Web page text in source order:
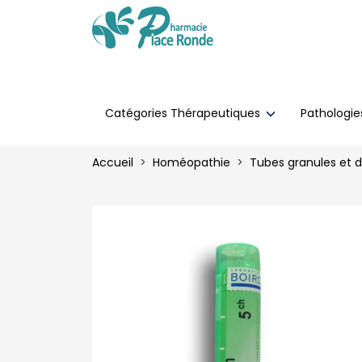
Catégories Thérapeutiques
Accueil Homéopathie Tubes granules et